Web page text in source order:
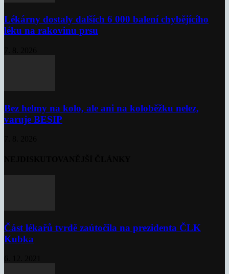
Lékárny dostaly dalších 6 000 balení chybějícího
léku na rakovinu prsu
Bez helmy na kolo, ale ani na koloběžku nelez,
varuje BESIP
Část lékařů tvrdě zaútočila na prezidenta ČLK
Kubka